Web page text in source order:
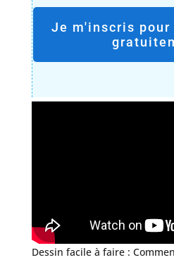
Je m'inscris
Dessin facile à faire :